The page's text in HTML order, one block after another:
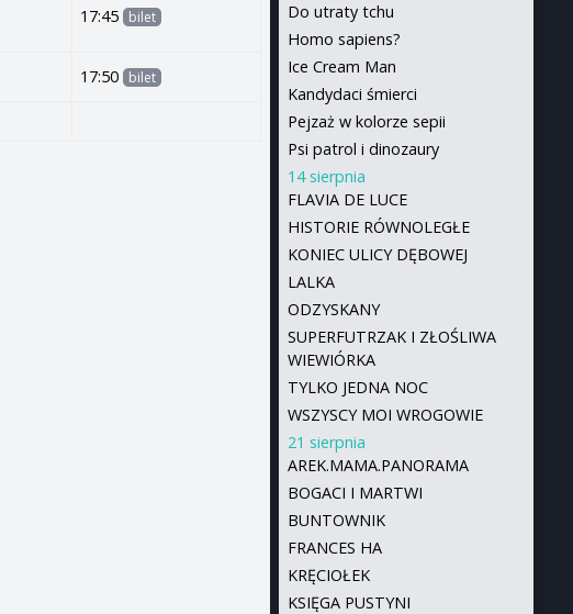
17:45 bilet
17:50 bilet
Do utraty tchu
Homo sapiens?
Ice Cream Man
Kandydaci śmierci
Pejzaż w kolorze sepii
Psi patrol i dinozaury
14 sierpnia
FLAVIA DE LUCE
HISTORIE RÓWNOLEGŁE
KONIEC ULICY DĘBOWEJ
LALKA
ODZYSKANY
SUPERFUTRZAK I ZŁOŚLIWA
WIEWIÓRKA
TYLKO JEDNA NOC
WSZYSCY MOI WROGOWIE
21 sierpnia
AREK.MAMA.PANORAMA
BOGACI I MARTWI
BUNTOWNIK
FRANCES HA
KRĘCIOŁEK
KSIĘGA PUSTYNI